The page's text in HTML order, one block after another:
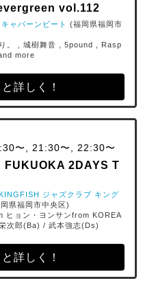
evergreen vol.112
ャバーンビート (福岡県福岡市
。 , 城樹舞音 , 5pound , Rasp
more
詳しく！
〜, 21:30〜, 22:30〜
2DAYS T
ジャズクラブ キング
県福岡市中央区)
ョン・ヨンサンfrom KOREA
次郎(Ba) / 武本強志(Ds)
詳しく！